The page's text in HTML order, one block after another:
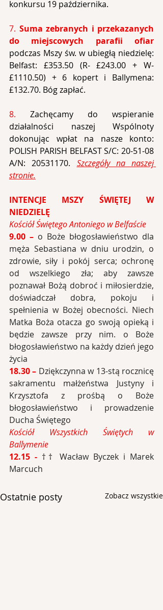
konkursu 19 października.
7. Suma zebranych i przekazanych
do miejscowych parafii ofiar
podczas Mszy św. w ubiegłą niedzielę:
Belfast: £353.50 (R- £243.00 + W-
£1110.50) + 6 kopert i Ballymena:
£132.70. Bóg zapłać.
8. Zachęcamy do wspieranie
działalności naszej Wspólnoty
POLISH PARISH BELFAST S/C:
A/N: 20531170. Szczegóły na naszej
stronie.
INTENCJE MSZY ŚWIĘTEJ W
NIEDZIELĘ
Kościół Świętego Antoniego w Belfaście
9.00 – o Boże błogosławieństwo dla
męża Sebastiana w dniu urodzin, o
zdrowie, siły i pokój serca; ochronę
od wszelkiego zła; aby zawsze
poznawał Bożą dobroć i miłosierdzie,
doświadczał dobra, pokoju i
spełnienia w Bożej obecności. Niech
Matka Boża otacza go swoją opieką i
będzie zawsze przy nim. o Boże
błogosławieństwo na każdy dzień jego
życia
18.30 – Dziękczynna w 13-stą rocznicę
sakramentu małżeństwa Justyny i
Krzysztofa z prośbą o Boże
błogosławieństwo i prowadzenie
Ducha Świętego
Kościół Wszystkich Świętych w
Ballymenie
12.15 - †† Wacław Byczek i Marek
Marcuch
Ostatnie posty Zobacz wszystkie